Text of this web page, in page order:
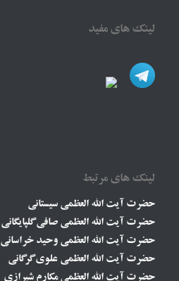
لینک های مفید
لینک های مرتبط
حضرت آیت الله العظمی سیستانی
حضرت آیت الله العظمی صافی گلپایگانی
حضرت آیت الله العظمی وحید خراسانی
حضرت آیت الله العظمی علوی گرگانی
حضرت آیت الله العظمی مکارم شیرازی